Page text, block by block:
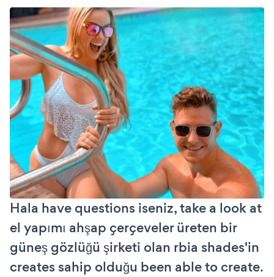
Hala have questions iseniz, take a look at
el yapımı ahşap çerçeveler üreten bir
güneş gözlüğü şirketi olan rbia shades'in
creates sahip olduğu been able to create.